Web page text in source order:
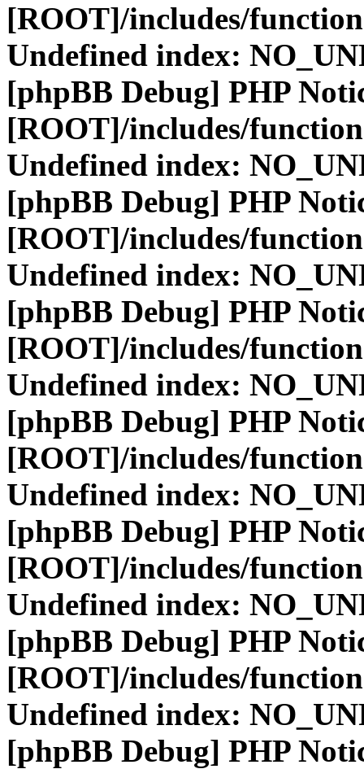
[ROOT]/includes/
Undefined index:
[phpBB Debug] PHP
[ROOT]/includes/
Undefined index:
[phpBB Debug] PHP
[ROOT]/includes/
Undefined index:
[phpBB Debug] PHP
[ROOT]/includes/
Undefined index:
[phpBB Debug] PHP
[ROOT]/includes/
Undefined index:
[phpBB Debug] PHP
[ROOT]/includes/
Undefined index:
[phpBB Debug] PHP
[ROOT]/includes/
Undefined index:
[phpBB Debug] PHP